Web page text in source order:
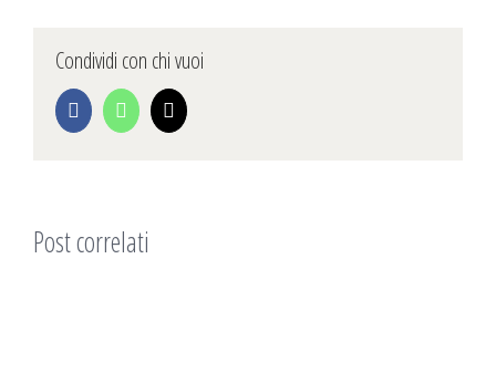
Condividi con chi vuoi
FacebookWhatsApp
Email
Post correlati